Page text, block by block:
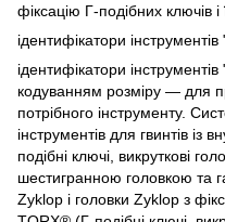
фіксацію Г-подібних ключів і
ідентифікатори
ідентифікатори
кодуванням розміру — для
потрібного інструменту.
інструментів для гвинтів із
подібні ключі, викруткові
шестигранною головкою та
Zyklop і головки Zyklop з